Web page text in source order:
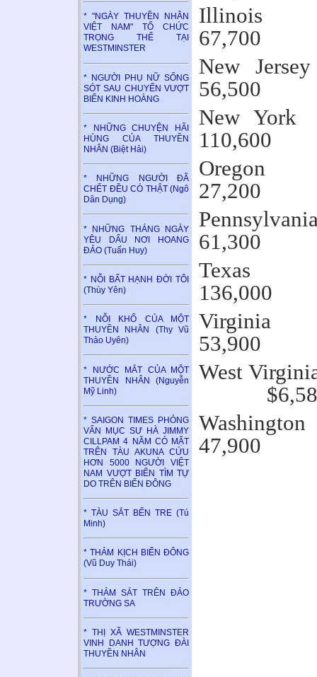
* "NGÀY THUYỀN NHÂN
VIỆT NAM" TỔ CHỨC
TRỌNG THỂ TẠI
WESTMINSTER
* NGƯỜI PHỤ NỮ SỐNG
SÓT SAU CHUYẾN VƯỢT
BIỂN KINH HOÀNG
* NHỮNG CHUYỆN HÃI
HÙNG CỦA THUYỀN
NHÂN (Biệt Hải)
* NHỮNG NGƯỜI ĐÃ
CHẾT ĐỀU CÓ THẬT (Ngô
Dân Dụng)
* NHỮNG THÁNG NGÀY
YÊU DẤU NƠI HOANG
ĐẢO (Tuấn Huy)
* NỖI BẤT HẠNH ĐỜI TÔI
(Thùy Yên)
* NỖI KHỔ CỦA MỘT
THUYỀN NHÂN (Thy Vũ
Thảo Uyên)
* NƯỚC MẮT CỦA MỘT
THUYỀN NHÂN (Nguyễn
Mỹ Linh)
* SAIGON TIMES PHỎNG
VẤN MỤC SƯ HÀ JIMMY
CILLPAM 4 NĂM CÓ MẶT
TRÊN TÀU AKUNA CỨU
HƠN 5000 NGƯỜI VIỆT
NAM VƯỢT BIỂN TÌM TỰ
DO TRÊN BIỂN ĐÔNG
* TÀU SẮT BẾN TRE (Tú
Minh)
* THẢM KỊCH BIỂN ĐÔNG
(Vũ Duy Thái)
* THẢM SÁT TRÊN ĐẢO
TRƯỜNG SA
* THỊ XÃ WESTMINSTER
VINH DANH TƯỢNG ĐÀI
THUYỀN NHÂN
67,700
56,500
27,200
61,300
53,900
West
47,900